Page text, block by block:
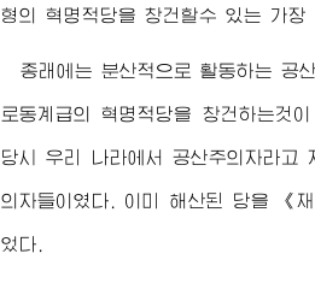
형의 혁명적당을 창건할수 있는 가장
종래에는 분산적으로 활동하는 공
로동계급의 혁명적당을 창건하는것
당시 우리 나라에서 공산주의자라고
의자들이였다. 이미 해산된 당을 《
었다.